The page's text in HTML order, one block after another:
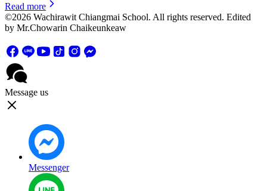
Read more
©2026 Wachirawit Chiangmai School. All rights reserved. Edited
by Mr.Chowarin Chaikeunkeaw
Message us
Messenger